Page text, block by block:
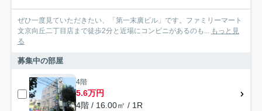
ぜひ一度見ていただきたい、「第一末廣ビル」です。ファミリーマート
文京向丘二丁目店まで徒歩2分と近場にコンビニがあるのも... もっと見
る
募集中の部屋
4階
5.6万円
4階 / 16.00㎡ / 1R